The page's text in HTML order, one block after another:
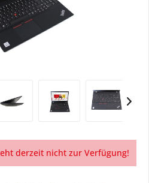
derzeit nicht zur Verfügung!